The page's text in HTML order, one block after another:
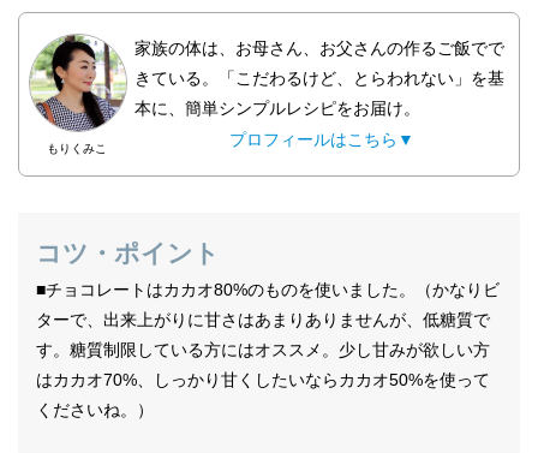
もりくみこ
家族の体は、お母さん、お父さんの作るご飯でで
きている。「こだわるけど、とらわれない」を基
本に、簡単シンプルレシピをお届け。
プロフィールはこちら▼
コツ・ポイント
■チョコレートはカカオ80%のものを使いました。（かなりビ
ターで、出来上がりに甘さはあまりありませんが、低糖質で
す。糖質制限している方にはオススメ。少し甘みが欲しい方
はカカオ70%、しっかり甘くしたいならカカオ50%を使って
くださいね。）